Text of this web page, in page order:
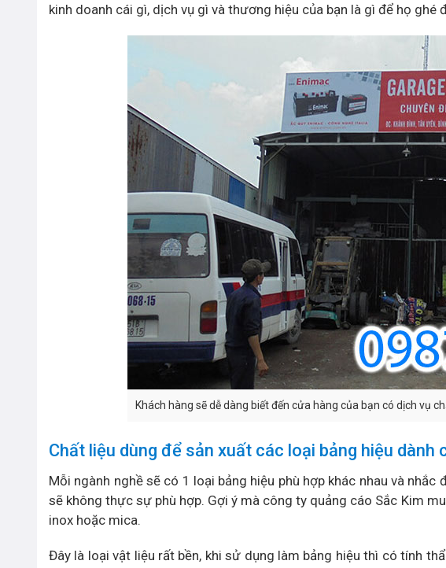
kinh doanh cái gì, dịch vụ gì và thương hiệu của bạn là gì để họ ghé
Khách hàng sẽ dễ dàng biết đến cửa hàng của bạn có dịch vụ
Chất liệu dùng để sản xuất các loại bảng hiệu dành
Mỗi ngành nghề sẽ có 1 loại bảng hiệu phù hợp khác nhau và
sẽ không thực sự phù hợp. Gợi ý mà công ty quảng cáo Sắc Kim
inox hoặc mica.
Đây là loại vật liệu rất bền, khi sử dụng làm bảng hiệu thì có tính